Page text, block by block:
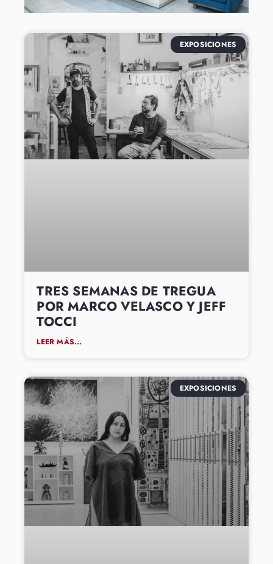
EXPOSICIONES
TRES SEMANAS DE TREGUA
POR MARCO VELASCO Y JEFF
TOCCI
LEER MÁS...
EXPOSICIONES